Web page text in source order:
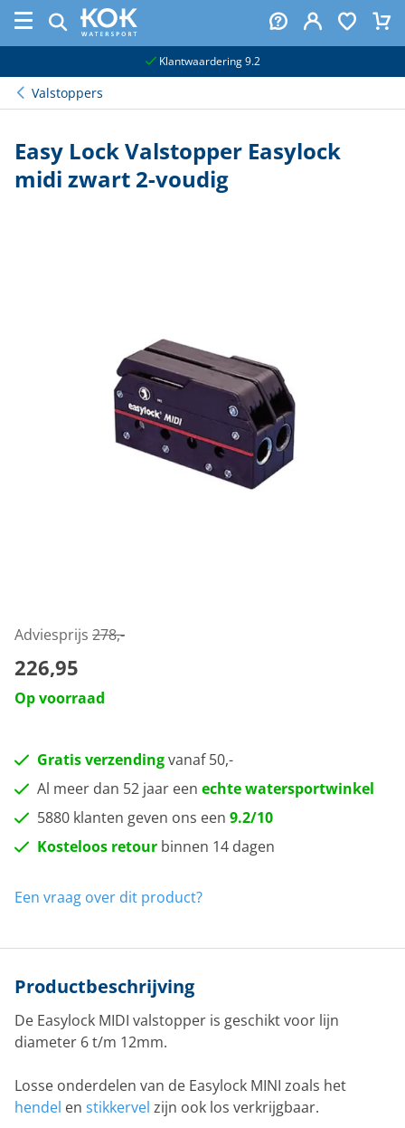
Klantwaardering 9.2
Valstoppers
Easy Lock Valstopper Easylock
midi zwart 2-voudig
Adviesprijs 278,-
226,95
Op voorraad
Gratis verzendingvanaf 50,-
Al meer dan 52 jaar een echte watersportwinkel
5880 klanten geven ons een 9.2/10
Kosteloos retour binnen 14 dagen
Een vraag over dit product?
Productbeschrijving
De Easylock MIDI valstopper is geschikt voor lijn
diameter 6 t/m 12mm.
Losse onderdelen van de Easylock MINI zoals het
hendel en stikkervel zijn ook los verkrijgbaar.